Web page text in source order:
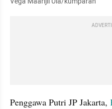
Penggawa Putri JP Jakarta,